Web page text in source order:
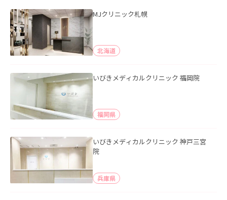
MJクリニック札幌
北海道
いびきメディカルクリニック 福岡院
福岡県
いびきメディカルクリニック 神戸三宮
院
兵庫県